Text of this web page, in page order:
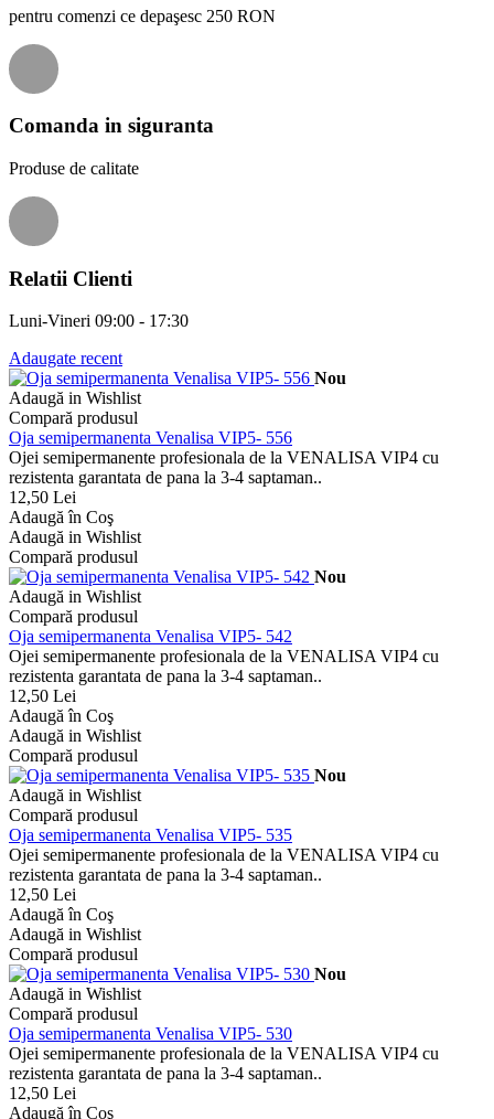
pentru comenzi ce depaşesc 250 RON
Comanda in siguranta
Produse de calitate
Relatii Clienti
Luni-Vineri 09:00 - 17:30
Adaugate recent
Nou
Adaugă in Wishlist
Compară produsul
Oja semipermanenta Venalisa VIP5- 556
Ojei semipermanente profesionala de la VENALISA VIP4 cu
rezistenta garantata de pana la 3-4 saptaman..
12,50 Lei
Adaugă în Coş
Adaugă in Wishlist
Compară produsul
Nou
Adaugă in Wishlist
Compară produsul
Oja semipermanenta Venalisa VIP5- 542
Ojei semipermanente profesionala de la VENALISA VIP4 cu
rezistenta garantata de pana la 3-4 saptaman..
12,50 Lei
Adaugă în Coş
Adaugă in Wishlist
Compară produsul
Nou
Adaugă in Wishlist
Compară produsul
Oja semipermanenta Venalisa VIP5- 535
Ojei semipermanente profesionala de la VENALISA VIP4 cu
rezistenta garantata de pana la 3-4 saptaman..
12,50 Lei
Adaugă în Coş
Adaugă in Wishlist
Compară produsul
Nou
Adaugă in Wishlist
Compară produsul
Oja semipermanenta Venalisa VIP5- 530
Ojei semipermanente profesionala de la VENALISA VIP4 cu
rezistenta garantata de pana la 3-4 saptaman..
12,50 Lei
Adaugă în Coş